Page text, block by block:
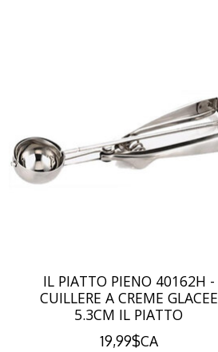
IL PIATTO PIENO 40162H -
CUILLERE A CREME GLACEE
5.3CM IL PIATTO
19,99$CA